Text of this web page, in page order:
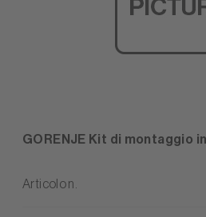
GORENJE Kit di montaggio
Articolo n.